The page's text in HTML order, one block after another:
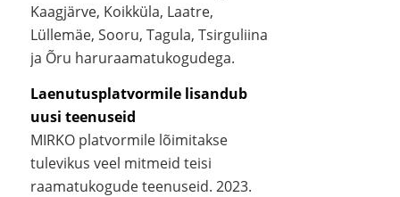
Kaagjärve, Koikküla, Laatre,
Lüllemäe, Sooru, Tagula, Tsirguliina
ja Õru haruraamatukogudega.
Laenutusplatvormile lisandub
uusi teenuseid
MIRKO platvormile lõimitakse
tulevikus veel mitmeid teisi
raamatukogude teenuseid. 2023.